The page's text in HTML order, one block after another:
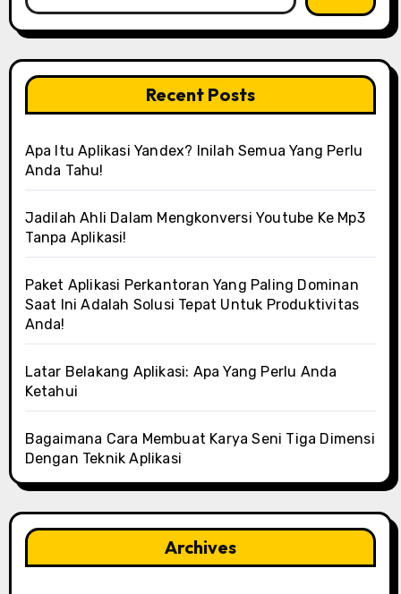
Recent Posts
Apa Itu Aplikasi Yandex? Inilah Semua Yang Perlu
Anda Tahu!
Jadilah Ahli Dalam Mengkonversi Youtube Ke Mp3
Tanpa Aplikasi!
Paket Aplikasi Perkantoran Yang Paling Dominan
Saat Ini Adalah Solusi Tepat Untuk Produktivitas
Anda!
Latar Belakang Aplikasi: Apa Yang Perlu Anda
Ketahui
Bagaimana Cara Membuat Karya Seni Tiga Dimensi
Dengan Teknik Aplikasi
Archives